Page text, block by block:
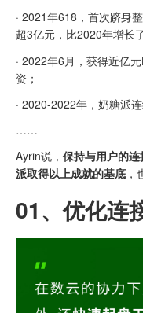
· 2021年618，首次跻身
超3亿元，比2020年增长
· 2022年6月，获得近亿
资；
· 2020-2022年，奶糖派
……
Ayrin说， 保持与用户的
派取得以上成就的基底
01、优化连